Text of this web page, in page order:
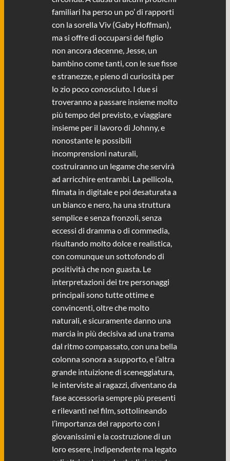
familiari ha perso un po’ di rapporti
con la sorella Viv (Gaby Hoffman),
ma si offre di occuparsi del figlio
non ancora decenne, Jesse, un
bambino come tanti, con le sue fisse
e stranezze, e pieno di curiosità per
lo zio poco conosciuto. I due si
troveranno a passare insieme molto
più tempo del previsto, e viaggiare
insieme per il lavoro di Johnny, e
nonostante le possibili
incomprensioni naturali,
costruiranno un legame che servirà
ad arricchire entrambi. La pellicola,
filmata in digitale e poi desaturata a
un bianco e nero, ha una struttura
semplice e senza fronzoli, senza
eccessi di dramma o di commedia,
risultando molto dolce e realistica,
con comunque un sottofondo di
positività che non guasta. Le
interpretazioni dei tre personaggi
principali sono tutte ottime e
convincenti, oltre che molto
naturali, e sicuramente danno una
marcia in più decisiva ad una trama
dal ritmo compassato, con una bella
colonna sonora a supporto, e l’altra
grande intuizione di sceneggiatura,
le interviste ai ragazzi, diventano da
fase accessoria sempre più presenti
e rilevanti nel film, sottolineando
l’importanza del rapporto con i
giovanissimi e la costruzione di un
loro essere, indipendente ma legato